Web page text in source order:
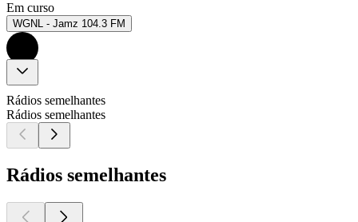
Em curso
WGNL - Jamz 104.3 FM
Rádios semelhantes
Rádios semelhantes
Rádios semelhantes